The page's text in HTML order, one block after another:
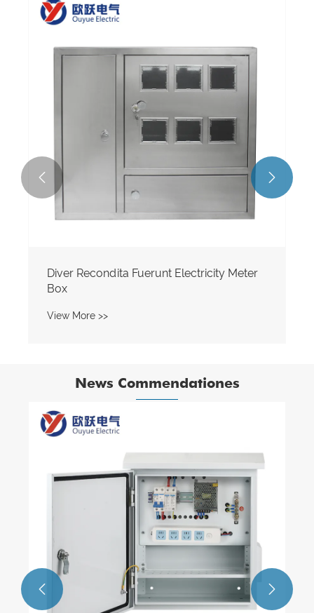
Stainless Steel Outdoor Rainproof
Electricity Meter Box
View More >>
 
News Commendationes
metallicae distributionis cistae in
systemate electrica industriali
 